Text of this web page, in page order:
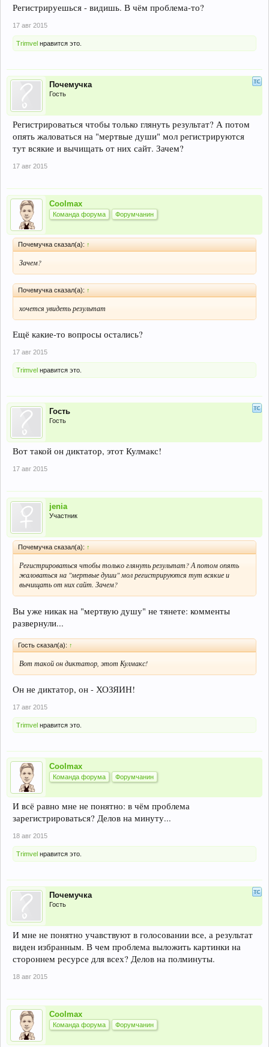
Регистрируешься - видишь. В чём проблема-то?
17 авг 2015
Trimvel нравится это.
Почемучка
Гость
Регистрироваться чтобы только глянуть результат? А потом
опять жаловаться на "мертвые души" мол регистрируются
тут всякие и вычищать от них сайт. Зачем?
17 авг 2015
Coolmax
Команда форума Форумчанин
Почемучка сказал(а): ↑
Зачем?
Почемучка сказал(а): ↑
хочется увидеть результат
Ещё какие-то вопросы остались?
17 авг 2015
Trimvel нравится это.
Гость
Гость
Вот такой он диктатор, этот Кулмакс!
17 авг 2015
jenia
Участник
Почемучка сказал(а): ↑
Регистрироваться чтобы только глянуть результат? А потом опять
жаловаться на "мертвые души" мол регистрируются тут всякие и
вычищать от них сайт. Зачем?
Вы уже никак на "мертвую душу" не тянете: комменты
развернули...
Гость сказал(а): ↑
Вот такой он диктатор, этот Кулмакс!
Он не диктатор, он - ХОЗЯИН!
17 авг 2015
Trimvel нравится это.
Coolmax
Команда форума Форумчанин
И всё равно мне не понятно: в чём проблема
зарегистрироваться? Делов на минуту...
18 авг 2015
Trimvel нравится это.
Почемучка
Гость
И мне не понятно учавствуют в голосовании все, а результат
виден избранным. В чем проблема выложить картинки на
стороннем ресурсе для всех? Делов на полминуты.
18 авг 2015
Coolmax
Команда форума Форумчанин